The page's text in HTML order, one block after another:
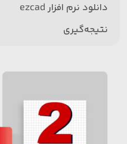
دانلود نرم افزار ezcad
نتیجه‌گیری